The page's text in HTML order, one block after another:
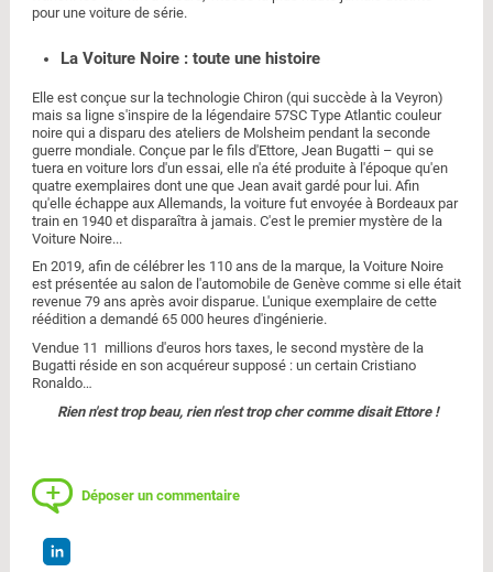
pour une voiture de série.
La Voiture Noire : toute une histoire
Elle est conçue sur la technologie Chiron (qui succède à la Veyron)
mais sa ligne s'inspire de la légendaire 57SC Type Atlantic couleur
noire qui a disparu des ateliers de Molsheim pendant la seconde
guerre mondiale. Conçue par le fils d'Ettore, Jean Bugatti – qui se
tuera en voiture lors d'un essai, elle n'a été produite à l'époque qu'en
quatre exemplaires dont une que Jean avait gardé pour lui. Afin
qu'elle échappe aux Allemands, la voiture fut envoyée à Bordeaux par
train en 1940 et disparaîtra à jamais. C'est le premier mystère de la
Voiture Noire...
En 2019, afin de célébrer les 110 ans de la marque, la Voiture Noire
est présentée au salon de l'automobile de Genève comme si elle était
revenue 79 ans après avoir disparue. L'unique exemplaire de cette
réédition a demandé 65 000 heures d'ingénierie.
Vendue 11 millions d'euros hors taxes, le second mystère de la
Bugatti réside en son acquéreur supposé : un certain Cristiano
Ronaldo…
Rien n'est trop beau, rien n'est trop cher comme disait Ettore !
Déposer un commentaire